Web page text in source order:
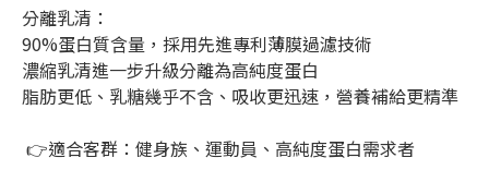
0
0
7
6
5
4
2
2
1
0
分離乳清：
90%蛋白質含量，採用先進專利薄膜過濾技術
濃縮乳清進一步升級分離為高純度蛋白
脂肪更低、乳糖幾乎不含、吸收更迅速，營養補給更精準
👉適合客群：健身族、運動員、高純度蛋白需求者